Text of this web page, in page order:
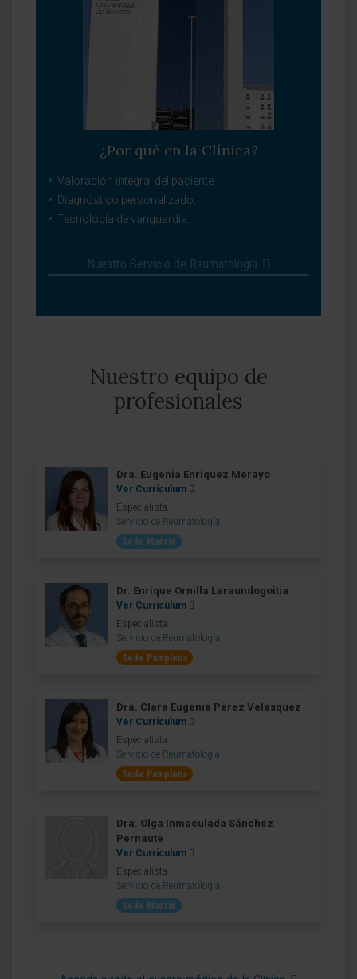
¿Por qué en la Clínica?
Valoración integral del paciente.
Diagnóstico personalizado.
Tecnología de vanguardia.
Nuestro Servicio de Reumatología
Nuestro equipo de
profesionales
Dra. Eugenia Enríquez Merayo
Ver Curriculum
Especialista
Servicio de Reumatología
Sede Madrid
Dr. Enrique Ornilla Laraundogoitia
Ver Curriculum
Especialista
Servicio de Reumatología
Sede Pamplona
Dra. Clara Eugenia Pérez Velásquez
Ver Curriculum
Especialista
Servicio de Reumatología
Sede Pamplona
Dra. Olga Inmaculada Sánchez
Pernaute
Ver Curriculum
Especialista
Servicio de Reumatología
Sede Madrid